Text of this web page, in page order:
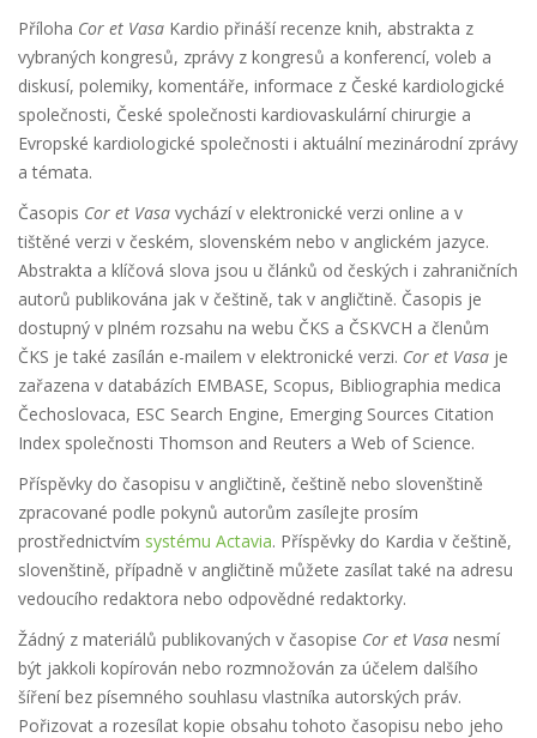
Příloha Cor et Vasa Kardio přináší recenze knih, abstrakta z
vybraných kongresů, zprávy z kongresů a konferencí, voleb a
diskusí, polemiky, komentáře, informace z České kardiologické
společnosti, České společnosti kardiovaskulární chirurgie a
Evropské kardiologické společnosti i aktuální mezinárodní zprávy
a témata.
Časopis Cor et Vasa vychází v elektronické verzi online a v
tištěné verzi v českém, slovenském nebo v anglickém jazyce.
Abstrakta a klíčová slova jsou u článků od českých i zahraničních
autorů publikována jak v češtině, tak v angličtině. Časopis je
dostupný v plném rozsahu na webu ČKS a ČSKVCH a členům
ČKS je také zasílán e-mailem v elektronické verzi. Cor et Vasa je
zařazena v databázích EMBASE, Scopus, Bibliographia medica
Čechoslovaca, ESC Search Engine, Emerging Sources Citation
Index společnosti Thomson and Reuters a Web of Science.
Příspěvky do časopisu v angličtině, češtině nebo slovenštině
zpracované podle pokynů autorům zasílejte prosím
prostřednictvím systému Actavia. Příspěvky do Kardia v češtině,
slovenštině, případně v angličtině můžete zasílat také na adresu
vedoucího redaktora nebo odpovědné redaktorky.
Žádný z materiálů publikovaných v časopise Cor et Vasa nesmí
být jakkoli kopírován nebo rozmnožován za účelem dalšího
šíření bez písemného souhlasu vlastníka autorských práv.
Pořizovat a rozesílat kopie obsahu tohoto časopisu nebo jeho